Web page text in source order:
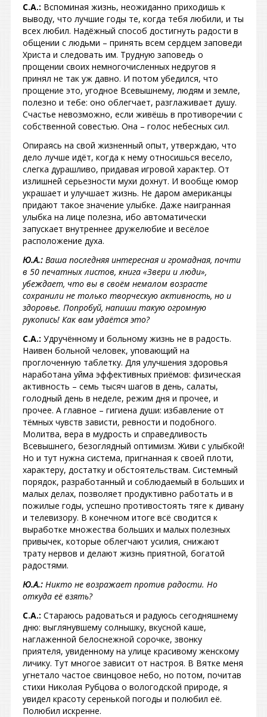
С.А.: Вспоминая жизнь, неожиданно приходишь к
выводу, что лучшие годы те, когда тебя любили, и ты
всех любил. Надёжный способ достигнуть радости в
общении с людьми – принять всем сердцем заповеди
Христа и следовать им. Трудную заповедь о
прощении своих немногочисленных недругов я
принял не так уж давно. И потом убедился, что
прощение это, угодное Всевышнему, людям и земле,
полезно и тебе: оно облегчает, разглаживает душу.
Счастье невозможно, если живёшь в противоречии с
собственной совестью. Она – голос небесных сил.
Опираясь на свой жизненный опыт, утверждаю, что
дело лучше идёт, когда к нему относишься весело,
слегка дурашливо, придавая игровой характер. От
излишней серьезности мухи дохнут. И вообще юмор
украшает и улучшает жизнь. Не даром американцы
придают такое значение улыбке. Даже наигранная
улыбка на лице полезна, ибо автоматически
запускает внутреннее дружелюбие и весёлое
расположение духа.
Ю.А.: Ваша последняя интересная и громадная, почти
в 50 печатных листов, книга «Звери и люди»,
убеждает, что вы в своём немалом возрасте
сохранили не только творческую активность, но и
здоровье. Попробуй, напиши такую огромную
рукопись! Как вам удаётся это?
С.А.: Удручённому и больному жизнь не в радость.
Наивен больной человек, уповающий на
проглоченную таблетку. Для улучшения здоровья
наработана уйма эффективных приёмов: физическая
активность – семь тысяч шагов в день, салаты,
голодный день в неделе, режим дня и прочее, и
прочее. А главное – гигиена души: избавление от
тёмных чувств зависти, ревности и подобного.
Молитва, вера в мудрость и справедливость
Всевышнего, безоглядный оптимизм. Живи с улыбкой!
Но и тут нужна система, пригнанная к своей плоти,
характеру, достатку и обстоятельствам. Системный
порядок, разработанный и соблюдаемый в больших и
малых делах, позволяет продуктивно работать и в
пожилые годы, успешно противостоять тяге к дивану
и телевизору. В конечном итоге всё сводится к
выработке множества больших и малых полезных
привычек, которые облегчают усилия, снижают
трату нервов и делают жизнь приятной, богатой
радостями.
Ю.А.: Никто не возражает против радости. Но
откуда её взять?
С.А.: Стараюсь радоваться и радуюсь сегодняшнему
дню: выглянувшему солнышку, вкусной каше,
наглаженной белоснежной сорочке, звонку
приятеля, увиденному на улице красивому женскому
личику. Тут многое зависит от настроя. В Вятке меня
угнетало частое свинцовое небо, но потом, почитав
стихи Николая Рубцова о вологодской природе, я
увидел красоту серенькой погоды и полюбил её.
Полюбил искренне.